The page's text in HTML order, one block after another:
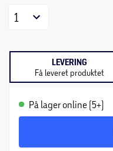
1
LEVERING
Få leveret produktet
På lager online (5+)